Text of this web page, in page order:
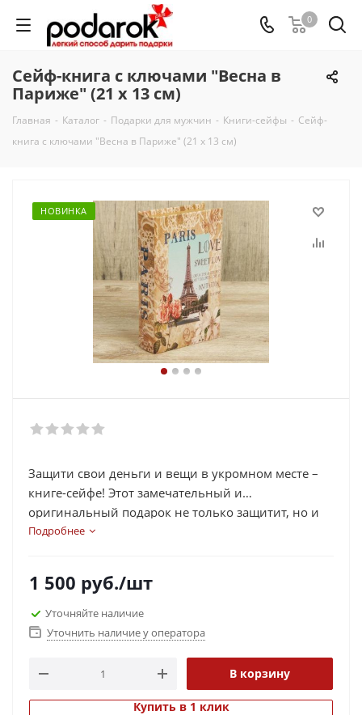
0
Сейф-книга с ключами "Весна в
Париже" (21 х 13 см)
Главная - Каталог - Подарки для мужчин - Книги-сейфы - Сейф-
книга с ключами "Весна в Париже" (21 х 13 см)
НОВИНКА
Защити свои деньги и вещи в укромном месте –
книге-сейфе! Этот замечательный и
оригинальный подарок не только защитит, но и
прекрасно дополнит интерьер вашей комнаты
Подробнее
1 500 руб./шт
Уточняйте наличие
Уточнить наличие у оператора
В корзину
Купить в 1 клик